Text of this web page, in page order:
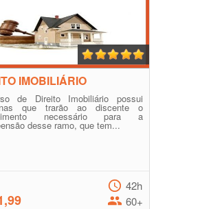
IMOBILIÁRIO
de Direito Imobiliário possui
que trarão ao discente o
necessário para a
desse ramo, que tem...
42h
60+